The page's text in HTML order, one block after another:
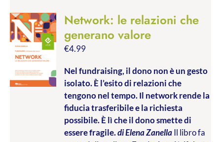
Network: le relazioni che
generano valore
€4.99
Nel fundraising, il dono non è un gesto
isolato. È l’esito di relazioni che
tengono nel tempo. Il network rende la
fiducia trasferibile e la richiesta
possibile. È lì che il dono smette di
essere fragile.di Elena ZanellaIl libro fa